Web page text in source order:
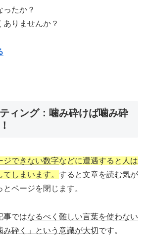
ったか？
ありませんか？
ィング：噛み砕けば噛み砕
ジできない数字などに遭遇すると人は
しまいます。 すると文章を読む気が
ページを閉じます。
事ではなるべく難しい言葉を使わない
み砕く」という意識が大切です。